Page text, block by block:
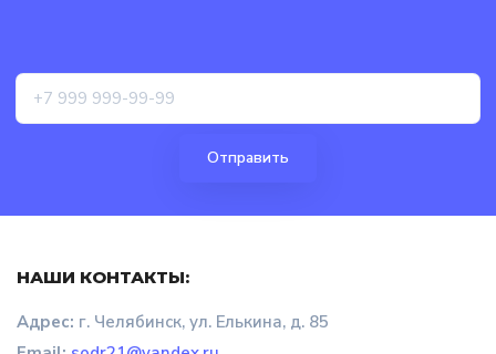
НАШИ КОНТАКТЫ:
Адрес: г. Челябинск, ул. Елькина, д. 85